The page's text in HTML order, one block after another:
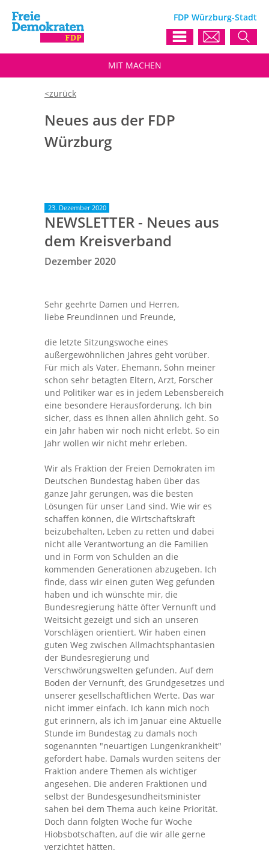
FDP Würzburg-Stadt
MIT MACHEN
Neues aus der FDP
Würzburg
23. Dezember 2020
NEWSLETTER - Neues aus
dem Kreisverband
Dezember 2020
Sehr geehrte Damen und Herren,
liebe Freundinnen und Freunde,
die letzte Sitzungswoche eines
außergewöhnlichen Jahres geht vorüber.
Für mich als Vater, Ehemann, Sohn meiner
schon sehr betagten Eltern, Arzt, Forscher
und Politiker war es in jedem Lebensbereich
eine besondere Herausforderung. Ich bin
sicher, dass es Ihnen allen ähnlich geht. So
ein Jahr haben wir noch nicht erlebt. So ein
Jahr wollen wir nicht mehr erleben.
Wir als Fraktion der Freien Demokraten im
Deutschen Bundestag haben über das
ganze Jahr gerungen, was die besten
Lösungen für unser Land sind. Wie wir es
schaffen können, die Wirtschaftskraft
beizubehalten, Leben zu retten und dabei
nicht alle Verantwortung an die Familien
und in Form von Schulden an die
kommenden Generationen abzugeben. Ich
finde, dass wir einen guten Weg gefunden
haben und ich wünschte mir, die
Bundesregierung hätte öfter Vernunft und
Weitsicht gezeigt und sich an unseren
Vorschlägen orientiert. Wir haben einen
guten Weg zwischen Allmachtsphantasien
der Bundesregierung und
Verschwörungswelten gefunden. Auf dem
Boden der Vernunft, des Grundgesetzes und
unserer gesellschaftlichen Werte. Das war
nicht immer einfach. Ich kann mich noch
gut erinnern, als ich im Januar eine Aktuelle
Stunde im Bundestag zu damals noch
sogenannten "neuartigen Lungenkrankheit"
gefordert habe. Damals wurden seitens der
Fraktion andere Themen als wichtiger
angesehen. Die anderen Fraktionen und
selbst der Bundesgesundheitsminister
sahen bei dem Thema auch keine Priorität.
Doch dann folgten Woche für Woche
Hiobsbotschaften, auf die wir alle gerne
verzichtet hätten.